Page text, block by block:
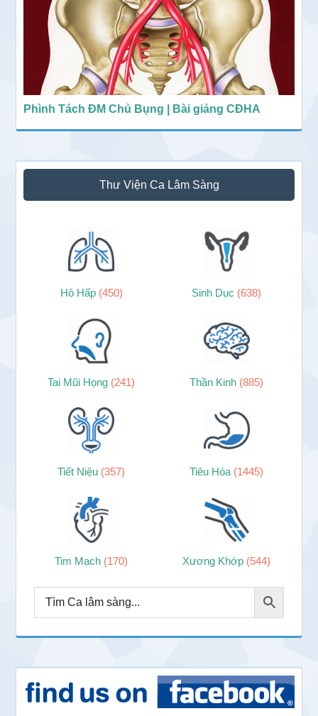
Phình Tách ĐM Chủ Bụng | Bài giảng CĐHA
Thư Viện Ca Lâm Sàng
Hô Hấp (450) Sinh Dục (638)
Tai Mũi Họng (241) Thần Kinh (885)
Tiết Niệu (357) Tiêu Hóa (1445)
Tim Mạch (170) Xương Khớp (544)